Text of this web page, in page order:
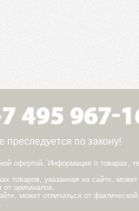
по закону!
офертой. Информация о товарах,
товаров, указанная на сайте,
от оригиналов.
может отличаться от